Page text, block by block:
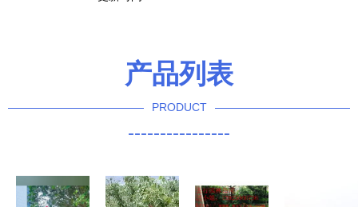
产品列表
PRODUCT
----------------